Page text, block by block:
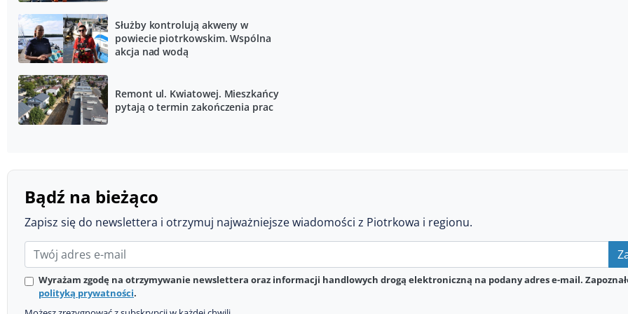
Służby kontrolują akweny w
powiecie piotrkowskim. Wspólna
akcja nad wodą
Remont ul. Kwiatowej. Mieszkańcy
pytają o termin zakończenia prac
Bądź na bieżąco
Zapisz się do newslettera i otrzymuj najważniejsze wiadomości z Piotrkowa i regionu.
Wyrażam zgodę na otrzymywanie newslettera oraz informacji handlowych drogą elektroniczną na podany adres e-mail.
polityką prywatności.